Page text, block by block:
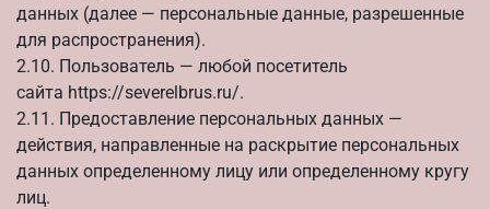
данных (далее — персональные данные, разрешенные
для распространения).
2.10. Пользователь — любой посетитель
сайта https://severelbrus.ru/.
2.11. Предоставление персональных данных —
действия, направленные на раскрытие персональных
данных определенному лицу или определенному кругу
лиц.